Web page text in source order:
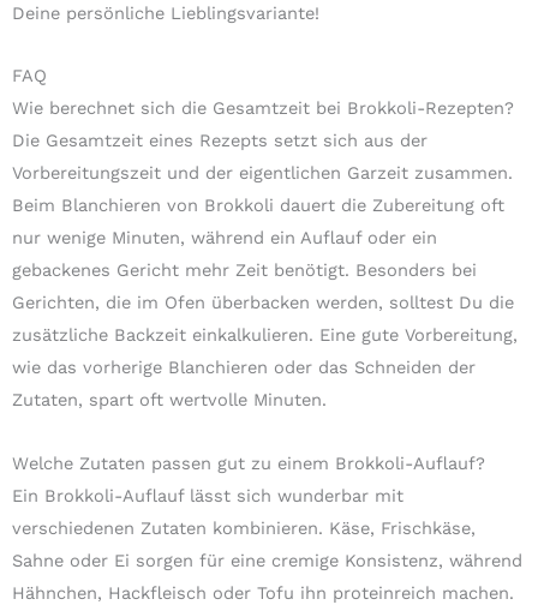
Deine persönliche Lieblingsvariante!
FAQ
Wie berechnet sich die Gesamtzeit bei Brokkoli-Rezepten?
Die Gesamtzeit eines Rezepts setzt sich aus der
Vorbereitungszeit und der eigentlichen Garzeit zusammen.
Beim Blanchieren von Brokkoli dauert die Zubereitung oft
nur wenige Minuten, während ein Auflauf oder ein
gebackenes Gericht mehr Zeit benötigt. Besonders bei
Gerichten, die im Ofen überbacken werden, solltest Du die
zusätzliche Backzeit einkalkulieren. Eine gute Vorbereitung,
wie das vorherige Blanchieren oder das Schneiden der
Zutaten, spart oft wertvolle Minuten.
Welche Zutaten passen gut zu einem Brokkoli-Auflauf?
Ein Brokkoli-Auflauf lässt sich wunderbar mit
verschiedenen Zutaten kombinieren. Käse, Frischkäse,
Sahne oder Ei sorgen für eine cremige Konsistenz, während
Hähnchen, Hackfleisch oder Tofu ihn proteinreich machen.